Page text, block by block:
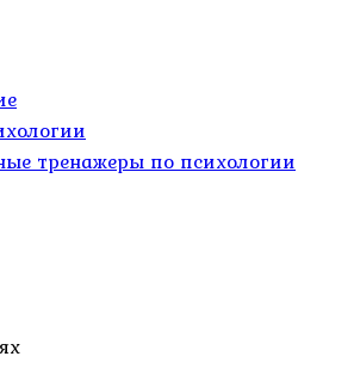
тренажеры по психологии